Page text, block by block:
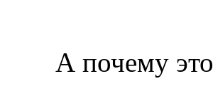
А почему